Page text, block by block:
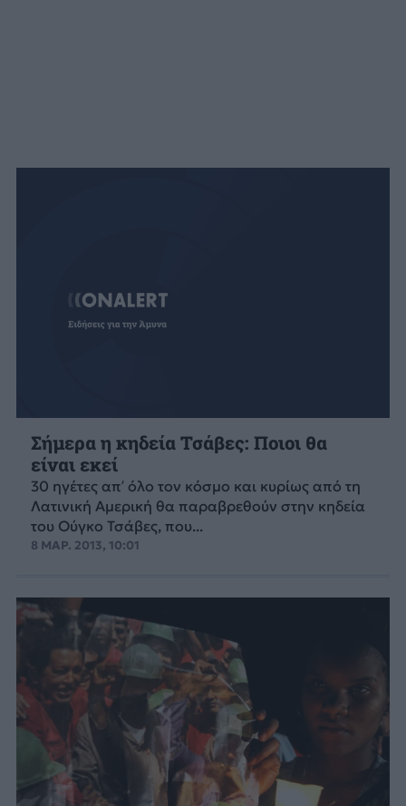
Σήμερα η κηδεία Τσάβες: Ποιοι θα
είναι εκεί
30 ηγέτες απ’ όλο τον κόσμο και κυρίως από τη
Λατινική Αμερική θα παραβρεθούν στην κηδεία
του Ούγκο Τσάβες, που...
8 ΜΑΡ. 2013, 10:01